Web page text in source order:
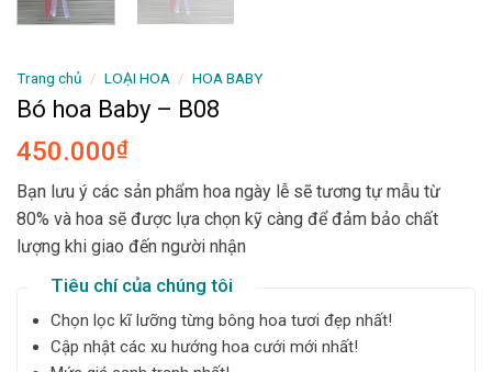
Trang chủ / LOẠI HOA / HOA BABY
Bó hoa Baby – B08
450.000₫
Bạn lưu ý các sản phẩm hoa ngày lễ sẽ tương tự mẫu từ
80% và hoa sẽ được lựa chọn kỹ càng để đảm bảo chất
lượng khi giao đến người nhận
Tiêu chí của chúng tôi
Chọn lọc kĩ lưỡng từng bông hoa tươi đẹp nhất!
Cập nhật các xu hướng hoa cưới mới nhất!